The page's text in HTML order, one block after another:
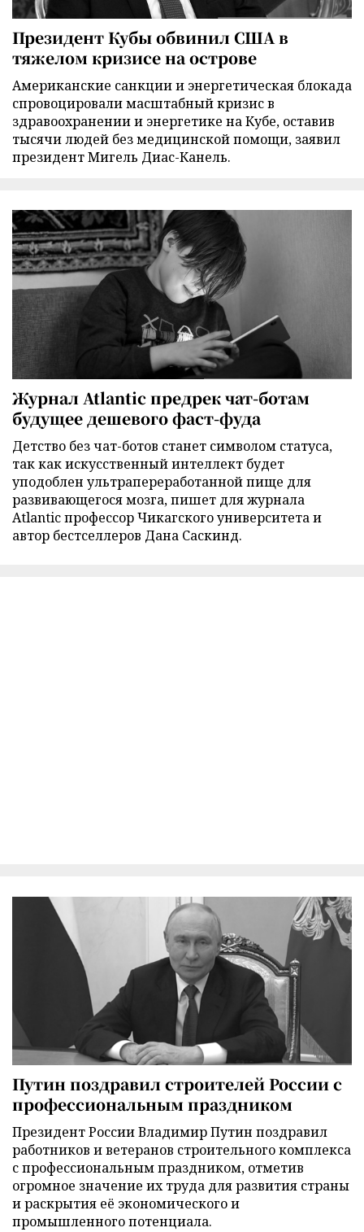
Президент Кубы обвинил США в
тяжелом кризисе на острове
Американские санкции и энергетическая блокада
спровоцировали масштабный кризис в
здравоохранении и энергетике на Кубе, оставив
тысячи людей без медицинской помощи, заявил
президент Мигель Диас-Канель.
Журнал Atlantic предрек чат-ботам
будущее дешевого фаст-фуда
Детство без чат-ботов станет символом статуса,
так как искусственный интеллект будет
уподоблен ультрапереработанной пище для
развивающегося мозга, пишет для журнала
Atlantic профессор Чикагского университета и
автор бестселлеров Дана Саскинд.
Путин поздравил строителей России с
профессиональным праздником
Президент России Владимир Путин поздравил
работников и ветеранов строительного комплекса
с профессиональным праздником, отметив
огромное значение их труда для развития страны
и раскрытия её экономического и
промышленного потенциала.